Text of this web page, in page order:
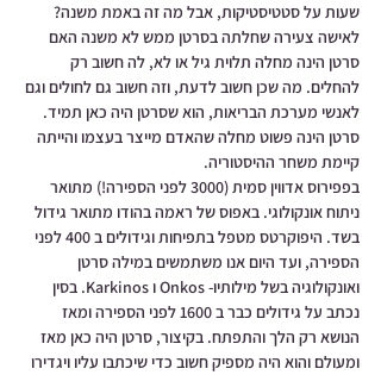
שעות על סטטיסטיקות, אבל מה זה באמת משנה?
לאישה צעירה שחלתה בסרטן ממש לא משנה האם
סרטן הינה מחלה תלוית גיל או לא, לה חשוב רק
להחלים. מה שכן חשוב לדעת, וזה חשוב גם לחולים וגם
לאנשי מערכת הבריאות, הוא שסרטן היה כאן תמיד.
סרטן הינה פשוט מחלה שהאדם מייצר בעצמו והייתה
קיימת משחר ההיסטוריה.
בפפירוס אדווין סמית (3000 לפני הספירה!) מתואר
ניתוח אונקולוגי. באפוס של ראמה בהודו מתואר גידול
בשד. היפוקרטס מטפל בתפיחות וגידולים ב 400 לפני
הספירה, ועד היום אנו משתמשים במילה סרטן
ואונקולוגיה בשל מילותיו- Onkos ו Karkinos. בסין
נכתב על גידולים כבר ב 1600 לפני הספירה ומאז
הנושא רק הלך והתפתח. בקיצור, סרטן היה כאן מאז
ומעולם והוא היה מספיק חשוב כדי שיכתבו עליו ויגדירו